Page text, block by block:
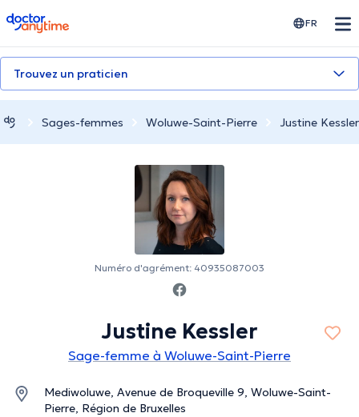
doctoranytime FR
Trouvez un praticien
Sages-femmes Woluwe-Saint-Pierre Justine Kessler
Numéro d'agrément: 40935087003
Justine Kessler
Sage-femme à Woluwe-Saint-Pierre
Mediwoluwe, Avenue de Broqueville 9, Woluwe-Saint-
Pierre, Région de Bruxelles